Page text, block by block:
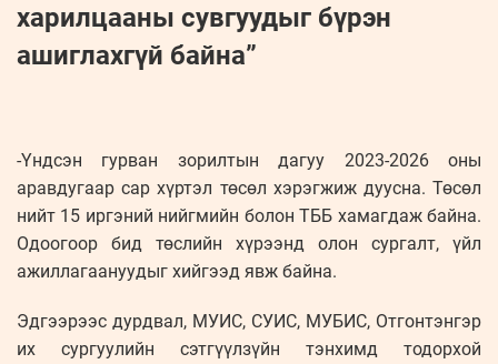
харилцааны сувгуудыг бүрэн
ашиглахгүй байна”
-Үндсэн гурван зорилтын дагуу 2023-2026 оны
аравдугаар сар хүртэл төсөл хэрэгжиж дуусна. Төсөл
нийт 15 иргэний нийгмийн болон ТББ хамагдаж байна.
Одоогоор бид төслийн хүрээнд олон сургалт, үйл
ажиллагаануудыг хийгээд явж байна.
Эдгээрээс дурдвал, МУИС, СУИС, МУБИС, Отгонтэнгэр
их сургуулийн сэтгүүлзүйн тэнхимд тодорхой